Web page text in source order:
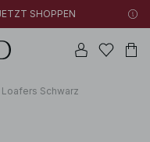
SHOPPEN
Loafers Schwarz